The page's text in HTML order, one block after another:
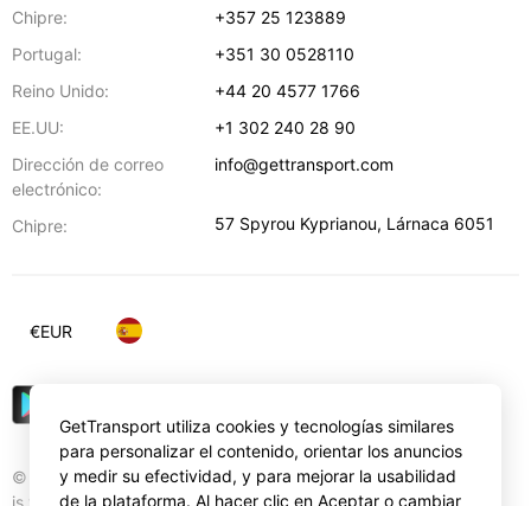
Chipre:
+357 25 123889
Portugal:
+351 30 0528110
Reino Unido:
+44 20 4577 1766
EE.UU:
+1 302 240 28 90
Dirección de correo
electrónico:
info@gettransport.com
Chipre: 57 Spyrou Kyprianou, Lárnaca 6051
© Gettransport International Limited. GetTransport®
is trademark of Gettransport International Limited.
€EUR
GetTransport utiliza cookies y tecnologías similares
para personalizar el contenido, orientar los anuncios
y medir su efectividad, y para mejorar la usabilidad
de la plataforma. Al hacer clic en Aceptar o cambiar